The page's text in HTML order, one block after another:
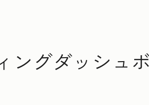
ングダッシュ